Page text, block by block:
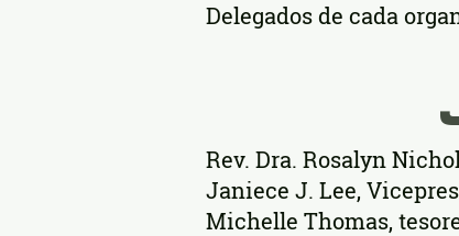
Delegados de cada
Rev. Dra. Rosalyn
Janiece J. Lee,
Michelle Thomas,